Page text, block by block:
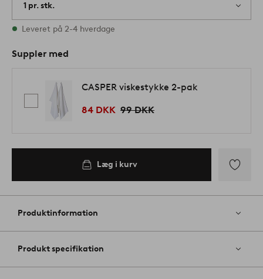
1 pr. stk.
På lager
Leveret på 2-4 hverdage
Suppler med
CASPER viskestykke 2-pak
84 DKK 99 DKK
Læg i kurv
til
Produktinformation
Produkt specifikation